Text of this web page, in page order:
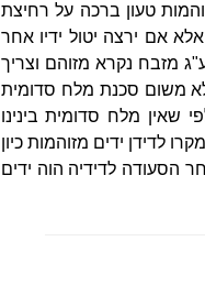
טעון ברכה על רחיצת
אם ירצה יטול ידיו אחר
מזבח נקרא מזוהם וצריך
משום סכנת מלח סדומית
שאין מלח סדומית בינינו
לדידן ידים מזוהמות כיון
הסעודה לדידיה הוה ידים